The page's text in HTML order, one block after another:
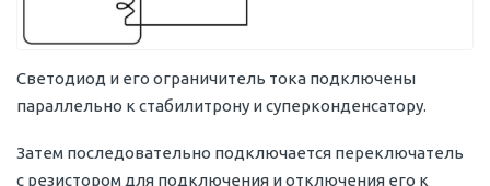
Светодиод и его ограничитель тока подключены
параллельно к стабилитрону и суперконденсатору.
Затем последовательно подключается переключатель
с резистором для подключения и отключения его к